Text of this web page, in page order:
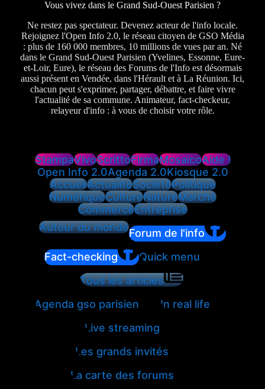
Vous vivez dans le Grand Sud-Ouest Parisien ?
Ne restez pas spectateur. Devenez acteur de l'info locale.
Rejoignez l'Open Info 2.0, le réseau citoyen de GSO Média
: plus de 160 000 membres, 10 millions de vues par an. Né
dans le Grand Sud-Ouest Parisien (Yvelines, Essonne, Eure-
et-Loir, Eure), le réseau des Forums de l'Info est désormais
aussi présent en Vendée, dans l'Hérault et à La Réunion. Ici,
chacun peut s'exprimer, partager, débattre, et faire vivre
l'actualité de sa commune. Animateur, fact-checkeur,
relayeur d'info : à vous de choisir votre rôle.
StampaVivoScrittoFirmaMosaicoAide !
Open Info 2.0Agenda 2.0Kiosque 2.0
AccueilActualitéSociétéPolitique
NumériqueCultureNatureMarché
CommerceEntreprise
Autour du mondeForum de l'info
Fact-checking
Quick menu
Tous les articles
Agenda gso parisien
In real life
Live streaming
Les grands invités
La carte des forums